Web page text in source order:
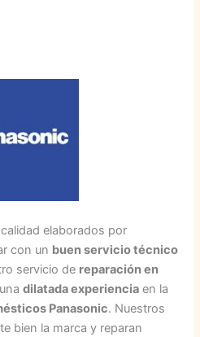
elaborados por
con un buen servicio técnico
servicio de reparación en
dilatada experiencia en la
Panasonic. Nuestros
bien la marca y reparan